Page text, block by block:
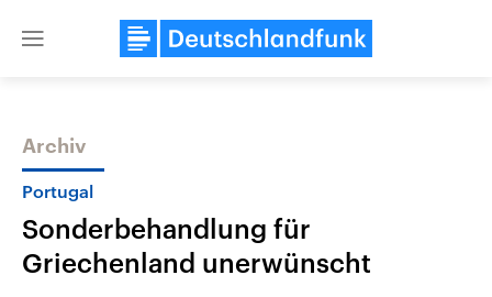
Close
Themen
Archiv
Portugal
Sonderbehandlung für
Griechenland unerwünscht